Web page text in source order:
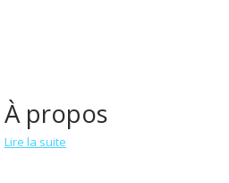
À propos
Lire la suite